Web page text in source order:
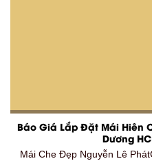
Báo Giá Lắp Đặt Mái Hiên
Dương
Mái Che Đẹp Nguyễn Lê